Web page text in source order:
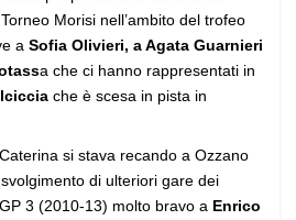
Morisi nell’ambito del trofeo
a Sofia Olivieri, a Agata Guarnieri
a che ci hanno rappresentati in
che è scesa in pista in
si stava recando a Ozzano
di ulteriori gare dei
3 (2010-13) molto bravo a Enrico